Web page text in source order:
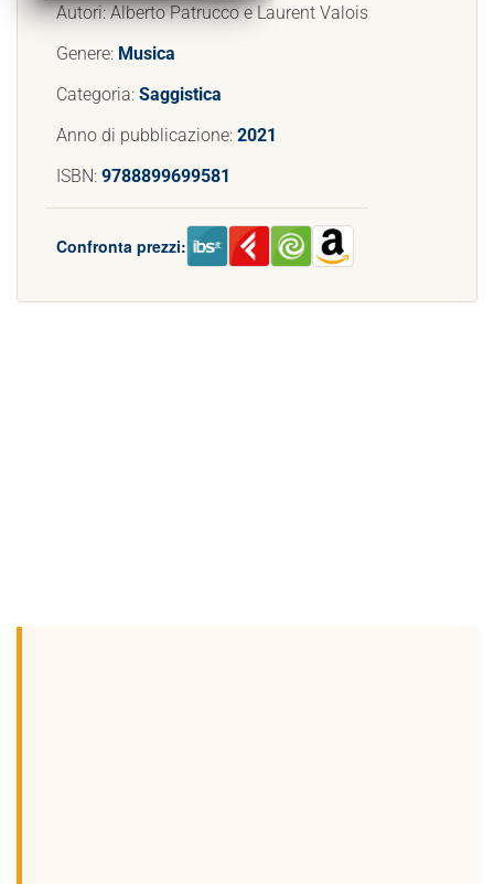
Autori: Alberto Patrucco e Laurent Valois
Genere: Musica
Categoria: Saggistica
Anno di pubblicazione: 2021
ISBN: 9788899699581
Confronta prezzi: